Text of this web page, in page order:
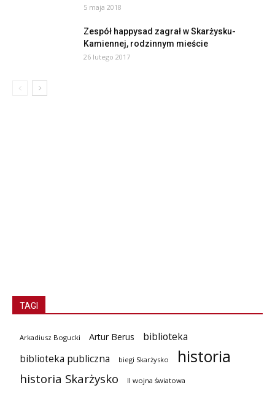
5 maja 2018
Zespół happysad zagrał w Skarżysku-
Kamiennej, rodzinnym mieście
26 lutego 2017
TAGI
Arkadiusz Bogucki Artur Berus
biblioteka
biblioteka publiczna
biegi Skarżysko historia
historia Skarżysko II wojna światowa